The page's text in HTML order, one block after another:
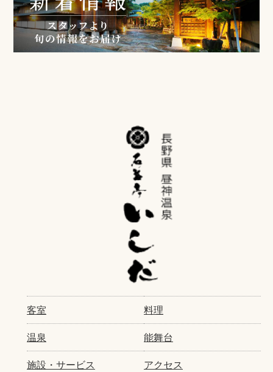
客室 料理
温泉 能舞台
施設・サービス アクセス